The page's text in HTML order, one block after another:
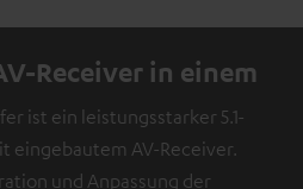
Receiver in einem
ist ein leistungsstarker 5.1-
eingebautem AV-Receiver.
und Anpassung der